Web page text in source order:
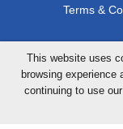
Terms &
Copyright © 2026
This website uses
browsing experience
continuing to use